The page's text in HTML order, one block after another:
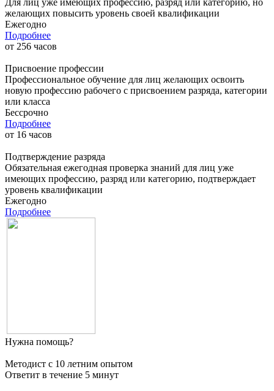
желающих повысить уровень своей квалификации
Ежегодно
Подробнее
от 256 часов
Присвоение профессии
Профессиональное обучение для лиц желающих освоить
новую профессию рабочего с присвоением разряда, категории
или класса
Бессрочно
Подробнее
от 16 часов
Подтверждение разряда
Обязательная ежегодная проверка знаний для лиц уже
имеющих профессию, разряд или категорию, подтверждает
уровень квалификации
Ежегодно
Подробнее
Нужна помощь?
Методист с 10 летним опытом
Ответит в течение 5 минут